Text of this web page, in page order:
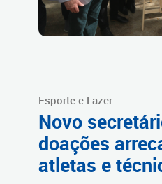
Esporte e Lazer
Novo
doações
atletas e